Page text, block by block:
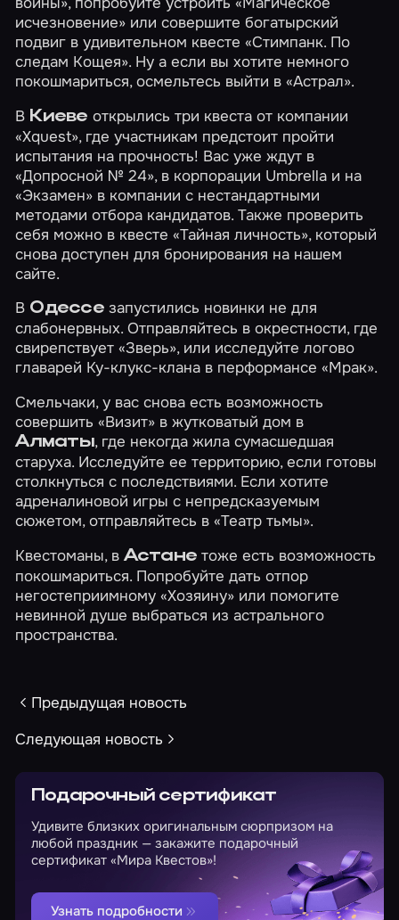
исчезновение» или совершите богатырский
подвиг в удивительном квесте«Стимпанк. По
следам Кощея». Ну а если вы хотите немного
покошмариться, осмельтесь выйти в«Астрал».
В Киеве открылись три квеста от компании
«Xquest», где участникам предстоит пройти
испытания на прочность! Вас уже ждут в
«Допросной № 24», в корпорации Umbrella и на
«Экзамен» в компании с нестандартными
методами отбора кандидатов. Также проверить
себя можно в квесте«Тайная личность», который
снова доступен для бронирования на нашем
сайте.
В Одессезапустились новинки не для
слабонервных. Отправляйтесь в окрестности, где
свирепствует«Зверь», или исследуйте логово
главарей Ку-клукс-клана в перформансе«Мрак».
Смельчаки, у вас снова есть возможность
совершить«Визит» в жутковатый дом в
Алматы, где некогда жила сумасшедшая
старуха. Исследуйте ее территорию, если готовы
столкнуться с последствиями. Если хотите
адреналиновой игры с непредсказуемым
сюжетом, отправляйтесь в«Театр тьмы».
Квестоманы, в Астанетоже есть возможность
покошмариться. Попробуйте дать отпор
негостеприимному«Хозяину» или помогите
невинной душе выбраться изастрального
пространства.
Предыдущая новость
Следующая новость
Подарочный сертификат
Удивите близких оригинальным сюрпризом на
любой праздник — закажите подарочный
сертификат «Мира Квестов»!
Узнать подробности